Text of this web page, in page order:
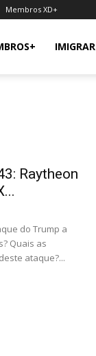
Membros XD+
IMIGRAR
Raytheon
do Trump a
Quais as
ataque?...